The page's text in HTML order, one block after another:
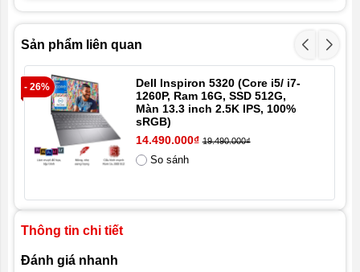
USB 3.0
Thunderbolt 3
audio + mic combo
khe SSD M.2 Nvme
Cổng LAN RJ45
Sản phẩm liên quan
- 26%
Dell Inspiron 5320 (Core i5/ i7-
1260P, Ram 16G, SSD 512G,
Màn 13.3 inch 2.5K IPS, 100%
sRGB)
14.490.000₫ 19.490.000₫
So sánh
Thông tin chi tiết
Đánh giá nhanh